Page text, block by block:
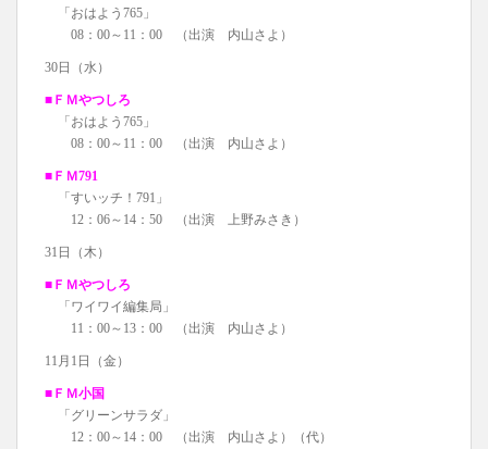
「おはよう765」
08：00～11：00 （出演 内山さよ）
30日（水）
■ＦＭやつしろ
「おはよう765」
08：00～11：00 （出演 内山さよ）
■ＦＭ791
「すいッチ！791」
12：06～14：50 （出演 上野みさき）
31日（木）
■ＦＭやつしろ
「ワイワイ編集局」
11：00～13：00 （出演 内山さよ）
11月1日（金）
■ＦＭ小国
「グリーンサラダ」
12：00～14：00 （出演 内山さよ）（代）